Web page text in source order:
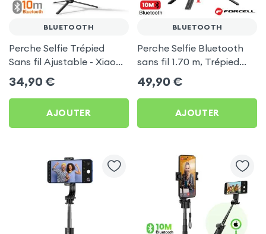
BLUETOOTH
Perche Selfie Trépied
Sans fil Ajustable - Xiaomi
Original
34,90 €
AJOUTER
BLUETOOTH
Perche Selfie Bluetooth
sans fil 1.70 m, Trépied
automatique - Forcell F-
Grip
49,90 €
AJOUTER